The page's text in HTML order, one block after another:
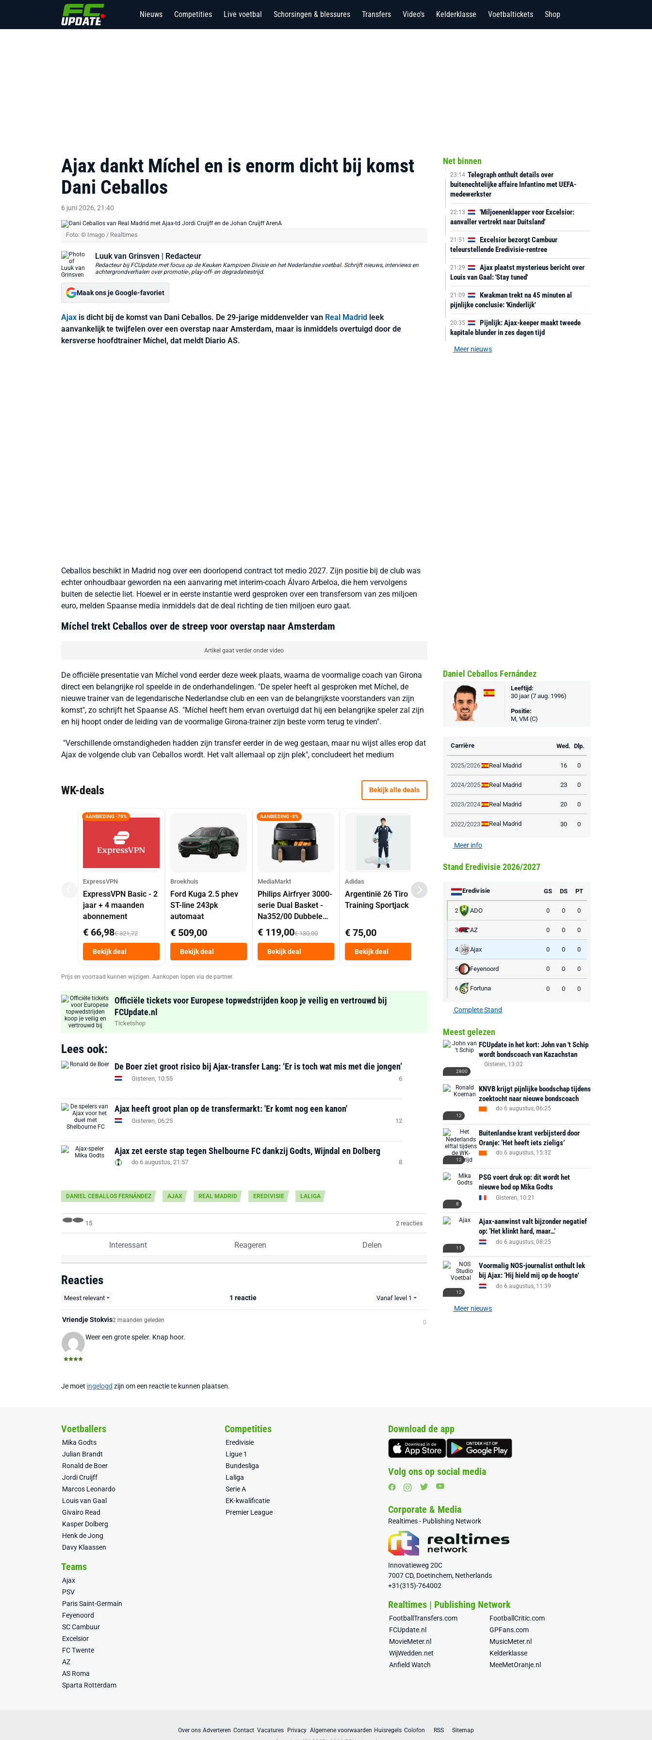
Nieuws Competities Live voetbal Schorsingen & blessures Transfers Video's Kelderklasse Voetbaltickets Shop
Ajax dankt Míchel en is enorm dicht bij komst
Dani Ceballos
6 juni 2026, 21:40
Foto: © Imago / Realtimes
Luuk van Grinsven | Redacteur
Redacteur bij FCUpdate met focus op de Keuken Kampioen Divisie en het Nederlandse voetbal. Schrijft nieuws, interviews en
achtergrondverhalen over promotie-, play-off- en degradatiestrijd.
Maak ons je Google-favoriet
Ajax is dicht bij de komst van Dani Ceballos. De 29-jarige middenvelder van Real Madrid leek
aanvankelijk te twijfelen over een overstap naar Amsterdam, maar is inmiddels overtuigd door de
kersverse hoofdtrainer Míchel, dat meldt Diario AS.
Ceballos beschikt in Madrid nog over een doorlopend contract tot medio 2027. Zijn positie bij de club was
echter onhoudbaar geworden na een aanvaring met interim-coach Álvaro Arbeloa, die hem vervolgens
buiten de selectie liet. Hoewel er in eerste instantie werd gesproken over een transfersom van zes miljoen
euro, melden Spaanse media inmiddels dat de deal richting de tien miljoen euro gaat.
Míchel trekt Ceballos over de streep voor overstap naar Amsterdam
Artikel gaat verder onder video
De officiële presentatie van Míchel vond eerder deze week plaats, waarna de voormalige coach van Girona
direct een belangrijke rol speelde in de onderhandelingen. "De speler heeft al gesproken met Míchel, de
nieuwe trainer van de legendarische Nederlandse club en een van de belangrijkste voorstanders van zijn
komst", zo schrijft het Spaanse AS. "Míchel heeft hem ervan overtuigd dat hij een belangrijke speler zal zijn
en hij hoopt onder de leiding van de voormalige Girona-trainer zijn beste vorm terug te vinden".
"Verschillende omstandigheden hadden zijn transfer eerder in de weg gestaan, maar nu wijst alles erop dat
Ajax de volgende club van Ceballos wordt. Het valt allemaal op zijn plek", concludeert het medium
WK-deals Bekijk alle deals
AANBIEDING -79%
ExpressVPN
ExpressVPN Basic - 2
jaar + 4 maanden
abonnement
€ 66,98€ 321,72
Bekijk deal
Broekhuis
Ford Kuga 2.5 phev
ST-line 243pk
automaat
€ 509,00
Bekijk deal
AANBIEDING -8%
MediaMarkt
Philips Airfryer 3000-
serie Dual Basket -
Na352/00 Dubbele
Mand 9 L Tot 6
Personen
Heteluchtfriteuse
Zwart
€ 119,00€ 130,00
Bekijk deal
Adidas
Argentinië 26 Tiro
Training Sportjack
€ 75,00
Bekijk deal
EA Sports FC 26 -
PlayStation 5
€ 29,99
Bekijk deal
F50 Messi Elite Firm
€ 78,00 € 130,00
Bekijk deal
Prijs en voorraad kunnen wijzigen. Aankopen lopen via de partner.
Officiële tickets voor Europese topwedstrijden koop je veilig en vertrouwd bij
FCUpdate.nl
Ticketshop
Lees ook:
De Boer ziet groot risico bij Ajax-transfer Lang: ‘Er is toch wat mis met die jongen’
Gisteren, 10:55 6
Ajax heeft groot plan op de transfermarkt: 'Er komt nog een kanon'
Gisteren, 06:25 12
Ajax zet eerste stap tegen Shelbourne FC dankzij Godts, Wijndal en Dolberg
do 6 augustus, 21:57 8
DANIEL CEBALLOS FERNÁNDEZ AJAX REAL MADRID EREDIVISIE LALIGA
15 2 reacties
Interessant Reageren Delen
Reacties
Meest relevant 1 reactie Vanaf level 1
Vriendje Stokvis2 maanden geleden 0
Weer een grote speler. Knap hoor.
Je moet ingelogd zijn om een reactie te kunnen plaatsen.
Net binnen
23:14 Telegraph onthult details over
buitenechtelijke affaire Infantino met UEFA-
medewerkster
22:13
'Miljoenenklapper voor Excelsior:
aanvaller vertrekt naar Duitsland'
21:51
Excelsior bezorgt Cambuur
teleurstellende Eredivisie-rentree
21:29
Ajax plaatst mysterieus bericht over
Louis van Gaal: 'Stay tuned'
21:09
Kwakman trekt na 45 minuten al
pijnlijke conclusie: 'Kinderlijk'
20:35
Pijnlijk: Ajax-keeper maakt tweede
kapitale blunder in zes dagen tijd
Meer nieuws
Daniel Ceballos Fernández
Leeftijd:
30 jaar (7 aug. 1996)
Positie:
M, VM (C)
Carrière Wed. Dlp.
2025/2026 Real Madrid 16 0
2024/2025 Real Madrid 23 0
2023/2024 Real Madrid 20 0
2022/2023 Real Madrid 30 0
Meer info
Stand Eredivisie 2026/2027
Eredivisie GS DS PT
2 ADO 0 0 0
3 AZ 0 0 0
4 Ajax 0 0 0
5 Feyenoord 0 0 0
6 Fortuna 0 0 0
Complete Stand
Meest gelezen
2800
FCUpdate in het kort: John van 't Schip
wordt bondscoach van Kazachstan
Gisteren, 13:02
12
KNVB krijgt pijnlijke boodschap tijdens
zoektocht naar nieuwe bondscoach
do 6 augustus, 06:25
12
Buitenlandse krant verbijsterd door
Oranje: ‘Het heeft iets zieligs’
do 6 augustus, 15:32
8
PSG voert druk op: dit wordt het
nieuwe bod op Mika Godts
Gisteren, 10:21
11
Ajax-aanwinst valt bijzonder negatief
op: ‘Het klinkt hard, maar…’
do 6 augustus, 08:25
12
Voormalig NOS-journalist onthult lek
bij Ajax: ‘Hij hield mij op de hoogte'
do 6 augustus, 11:39
Meer nieuws
Voetballers
Mika Godts
Julian Brandt
Ronald de Boer
Jordi Cruijff
Marcos Leonardo
Louis van Gaal
Givairo Read
Kasper Dolberg
Henk de Jong
Davy Klaassen
Competities
Eredivisie
Ligue 1
Bundesliga
Laliga
Serie A
EK-kwalificatie
Premier League
Teams
Ajax
PSV
Paris Saint-Germain
Feyenoord
SC Cambuur
Excelsior
FC Twente
AZ
AS Roma
Sparta Rotterdam
Download de app
Volg ons op social media
Corporate & Media
Realtimes - Publishing Network
Innovatieweg 20C
7007 CD, Doetinchem, Netherlands
+31(315)-764002
Realtimes | Publishing Network
FootballTransfers.com
FootballCritic.com
FCUpdate.nl
GPFans.com
MovieMeter.nl
MusicMeter.nl
WijWedden.net
Kelderklasse
Anfield Watch
MeeMetOranje.nl
Over ons Adverteren Contact Vacatures Privacy Algemene voorwaarden Huisregels Colofon RSS
Sitemap